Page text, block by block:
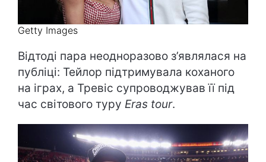
Getty Images
Відтоді пара неодноразово з’являлася на
публіці: Тейлор підтримувала коханого
на іграх, а Тревіс супроводжував її під
час світового туру Eras tour.